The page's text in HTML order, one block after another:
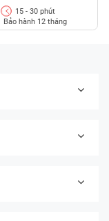
15 - 30 phút
Bảo hành 12 tháng